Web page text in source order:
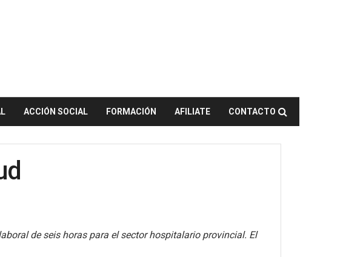
ACCIÓN SOCIAL FORMACIÓN AFILIATE CONTACTO
de seis horas para el sector hospitalario provincial. El